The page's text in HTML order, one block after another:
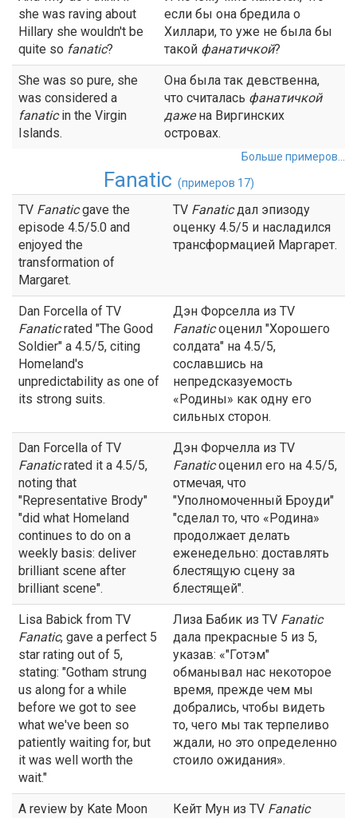
she was raving about
Hillary she wouldn't be
quite so fanatic?
если бы она бредила о
Хиллари, то уже не была бы
такой фанатичкой?
She was so pure, she
was considered a
fanaticin the Virgin
Islands.
Она была так девственна,
что считалась фанатичкой
дажена Виргинских
островах.
Больше примеров...
Fanatic (примеров 17)
TV Fanaticgave the
episode 4.5/5.0 and
enjoyed the
transformation of
Margaret.
TV Fanaticдал эпизоду
оценку 4.5/5 и насладился
трансформацией Маргарет.
Dan Forcella of TV
Fanaticrated "The Good
Soldier" a 4.5/5, citing
Homeland's
unpredictability as one of
its strong suits.
Дэн Форселла из TV
Fanaticоценил "Хорошего
солдата" на 4.5/5,
сославшись на
непредсказуемость
«Родины» как одну его
сильных сторон.
Dan Forcella of TV
Fanaticrated it a 4.5/5,
noting that
"Representative Brody"
"did what Homeland
continues to do on a
weekly basis: deliver
brilliant scene after
brilliant scene".
Дэн Форчелла из TV
Fanaticоценил его на 4.5/5,
отмечая, что
"Уполномоченный Броуди"
"сделал то, что «Родина»
продолжает делать
еженедельно: доставлять
блестящую сцену за
блестящей".
Lisa Babick from TV
Fanatic, gave a perfect 5
star rating out of 5,
stating: "Gotham strung
us along for a while
before we got to see
what we've been so
patiently waiting for, but
it was well worth the
wait."
Лиза Бабик из TV Fanatic
дала прекрасные 5 из 5,
указав: «"Готэм"
обманывал нас некоторое
время, прежде чем мы
добрались, чтобы видеть
то, чего мы так терпеливо
ждали, но это определенно
стоило ожидания».
A review by Kate Moon
Кейт Мун из TV Fanatic